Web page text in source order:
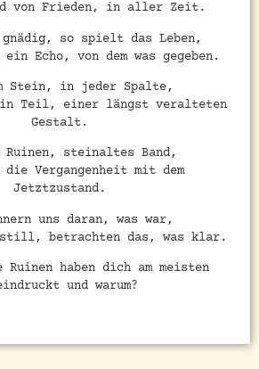
von Frieden, in aller Zeit.
gnädig, so spielt das Leben,
Echo, von dem was gegeben.
Stein, in jeder Spalte,
Teil, einer längst veralteten
Gestalt.
steinaltes Band,
die Vergangenheit mit dem
Jetztzustand.
uns daran, was war,
still, betrachten das, was klar.
Ruinen haben dich am meisten
und warum?